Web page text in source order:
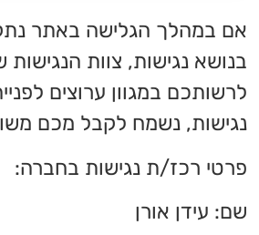
אם במהלך הגלישה באתר
בנושא נגישות, צוות
לרשותכם במגוון ערוצים
נגישות, נשמח לקבל מכם
פרטי רכז/ת נגישות בחברה:
שם: עידן אורן